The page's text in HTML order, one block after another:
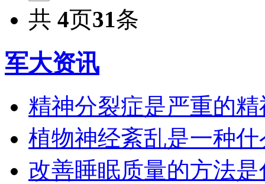
共 4页31条
军大资讯
精神分裂症是严重的
植物神经紊乱是一种
改善睡眠质量的方法